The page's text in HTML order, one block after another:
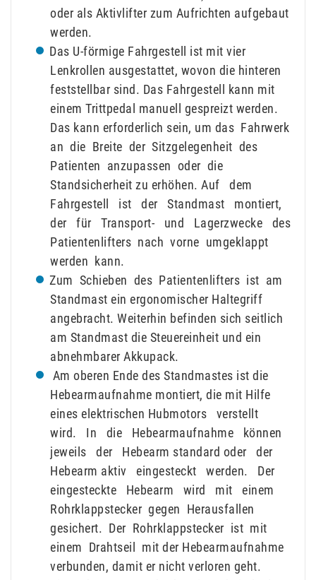
oder als Aktivlifter zum Aufrichten aufgebaut
werden.
Das U-förmige Fahrgestell ist mit vier
Lenkrollen ausgestattet, wovon die hinteren
feststellbar sind. Das Fahrgestell kann mit
einem Trittpedal manuell gespreizt werden.
Das kann erforderlich sein, um das Fahrwerk
an die Breite der Sitzgelegenheit des
Patienten anzupassen oder die
Standsicherheit zu erhöhen. Auf dem
Fahrgestell ist der Standmast montiert,
der für Transport- und Lagerzwecke des
Patientenlifters nach vorne umgeklappt
werden kann.
Zum Schieben des Patientenlifters ist am
Standmast ein ergonomischer Haltegriff
angebracht. Weiterhin befinden sich seitlich
am Standmast die Steuereinheit und ein
abnehmbarer Akkupack.
Am oberen Ende des Standmastes ist die
Hebearmaufnahme montiert, die mit Hilfe
eines elektrischen Hubmotors verstellt
wird. In die Hebearmaufnahme können
jeweils der Hebearm standard oder der
Hebearm aktiv eingesteckt werden. Der
eingesteckte Hebearm wird mit einem
Rohrklappstecker gegen Herausfallen
gesichert. Der Rohrklappstecker ist mit
einem Drahtseil mit der Hebearmaufnahme
verbunden, damit er nicht verloren geht.